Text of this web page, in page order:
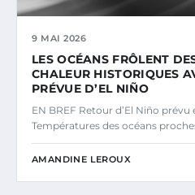
9 MAI 2026
LES OCÉANS FRÔLENT
CHALEUR HISTORIQUES
PRÉVUE D’EL NIÑO
EN BREF Retour d’El Niño
Températures des océans
AMANDINE LEROUX